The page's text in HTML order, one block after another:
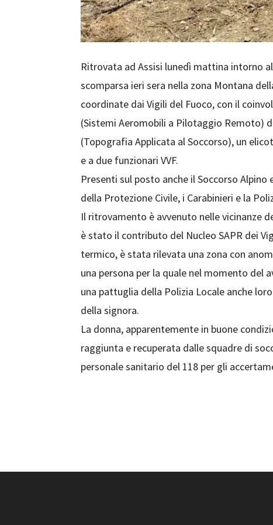
Ritrovata ad Assisi lunedì mattina intorno
scomparsa ieri sera nella zona Montana
coordinate dai Vigili del Fuoco, con il
(Sistemi Aeromobili a Pilotaggio Remoto)
(Topografia Applicata al Soccorso), un
e a due funzionari VVF.
Presenti sul posto anche il Soccorso Alpino
della Protezione Civile, i Carabinieri e la
Il ritrovamento è avvenuto nelle vicinanze
è stato il contributo del Nucleo SAPR dei
termico, è stata rilevata una zona con
una persona per la quale nel momento del
una pattuglia della Polizia Locale anche
della signora.
La donna, apparentemente in buone
raggiunta e recuperata dalle squadre di
personale sanitario del 118 per gli